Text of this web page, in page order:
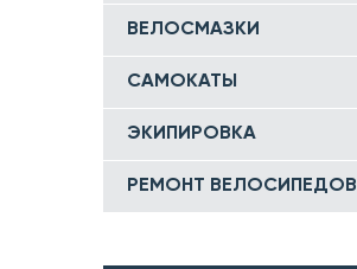
ВЕЛОСМАЗКИ
САМОКАТЫ
ЭКИПИРОВКА
РЕМОНТ ВЕЛОСИПЕДОВ